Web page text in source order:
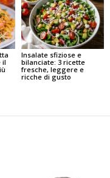
il
Insalate sfiziose e
bilanciate: 3 ricette
fresche, leggere e
ricche di gusto